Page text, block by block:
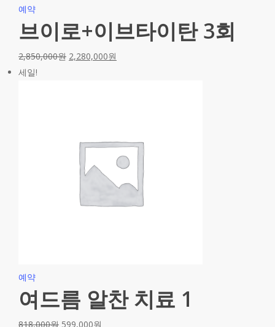
플
회
수
량
예약
브이로+이브타이탄 3회
2,850,000원 2,280,000원
세일!
예약
여드름 알찬 치료 1
818,000원 599,000원